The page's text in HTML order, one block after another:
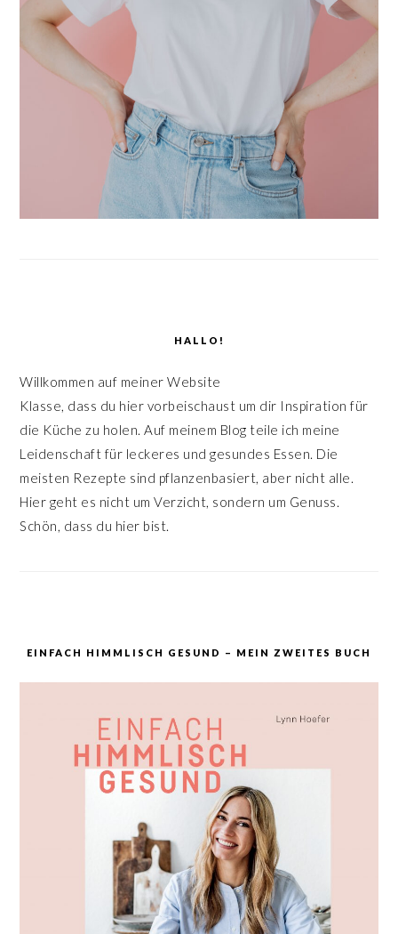
HALLO!
Willkommen auf meiner Website
Klasse, dass du hier vorbeischaust um dir Inspiration für
die Küche zu holen. Auf meinem Blog teile ich meine
Leidenschaft für leckeres und gesundes Essen. Die
meisten Rezepte sind pflanzenbasiert, aber nicht alle.
Hier geht es nicht um Verzicht, sondern um Genuss.
Schön, dass du hier bist.
EINFACH HIMMLISCH GESUND – MEIN ZWEITES BUCH